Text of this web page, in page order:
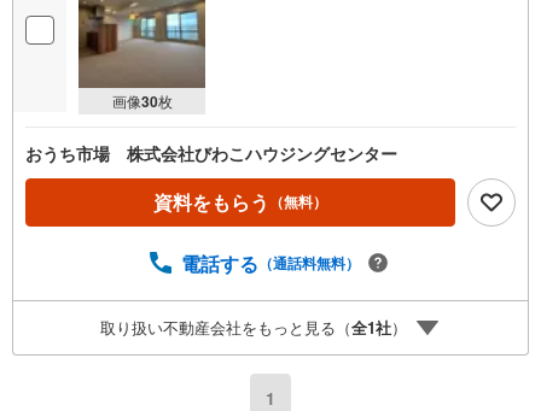
画像30枚
おうち市場 株式会社びわこハウジングセンター
資料をもらう （無料）
電話する （通話料無料）
取り扱い不動産会社をもっと見る（全1社）
1